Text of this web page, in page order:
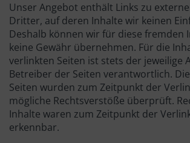
Unser Angebot enthält Links zu
Dritter, auf deren Inhalte wir keinen
Deshalb können wir für diese fremden
keine Gewähr übernehmen. Für die
verlinkten Seiten ist stets der jeweilige
Betreiber der Seiten verantwortlich.
Seiten wurden zum Zeitpunkt der
mögliche Rechtsverstöße überprüft.
Inhalte waren zum Zeitpunkt der
erkennbar.